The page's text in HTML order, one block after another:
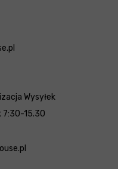
Wysyłek
7:30-15.30